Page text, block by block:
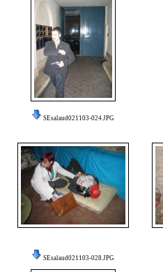
SEsalaud021103-024.JPG
SEsalaud021103-028.JPG